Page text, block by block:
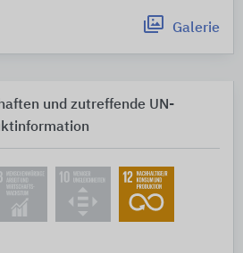
Galerie
und zutreffende UN-